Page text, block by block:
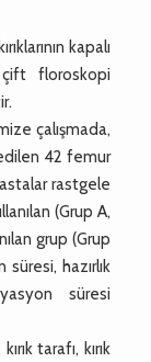
kapalı
floroskopi
çalışmada,
42 femur
rastgele
(Grup A,
grup (Grup
hazırlık
süresi
tarafı, kırık